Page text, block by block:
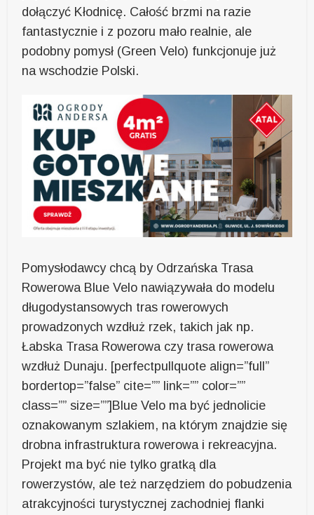
dołączyć Kłodnicę. Całość brzmi na razie
fantastycznie i z pozoru mało realnie, ale
podobny pomysł (Green Velo) funkcjonuje już
na wschodzie Polski.
Pomysłodawcy chcą by Odrzańska Trasa
Rowerowa Blue Velo nawiązywała do modelu
długodystansowych tras rowerowych
prowadzonych wzdłuż rzek, takich jak np.
Łabska Trasa Rowerowa czy trasa rowerowa
wzdłuż Dunaju. [perfectpullquote align=”full”
bordertop=”false” cite=”” link=”” color=””
class=”” size=””]Blue Velo ma być jednolicie
oznakowanym szlakiem, na którym znajdzie się
drobna infrastruktura rowerowa i rekreacyjna.
Projekt ma być nie tylko gratką dla
rowerzystów, ale też narzędziem do pobudzenia
atrakcyjności turystycznej zachodniej flanki